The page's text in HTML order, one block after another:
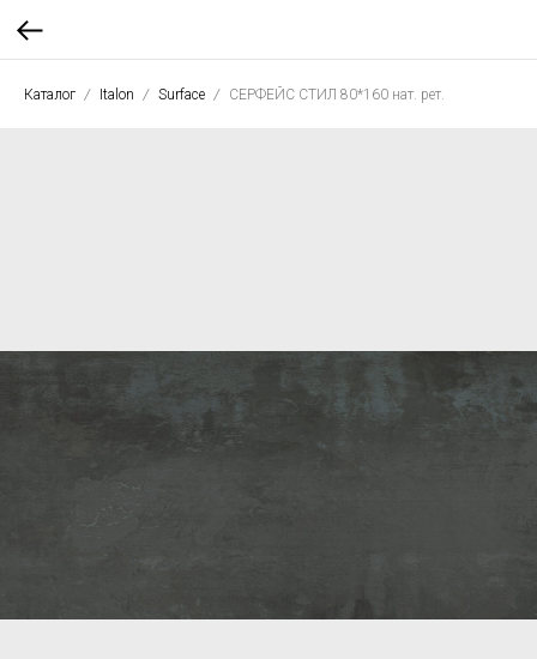
Каталог Italon Surface СЕРФЕЙС СТИЛ 80*160 нат. рет.